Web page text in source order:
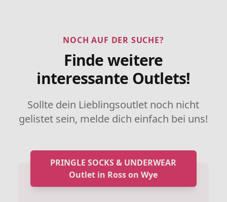
NOCH AUF DER SUCHE?
Finde weitere
interessante Outlets!
Sollte dein Lieblingsoutlet noch nicht
gelistet sein, melde dich einfach bei uns!
PRINGLE SOCKS & UNDERWEAR
Outlet in Ross on Wye